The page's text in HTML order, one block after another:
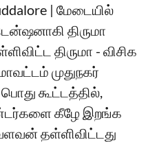
| மேடையில்
திருமா
திருமா - விசிக
முதுநகர்
கூட்டத்தில்,
கீழே இறங்க
தள்ளிவிட்டது